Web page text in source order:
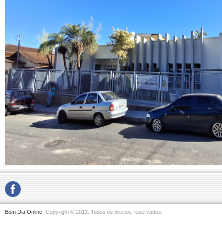
Bom Dia Online- Copyright © 2013. Todos os direitos reservados.